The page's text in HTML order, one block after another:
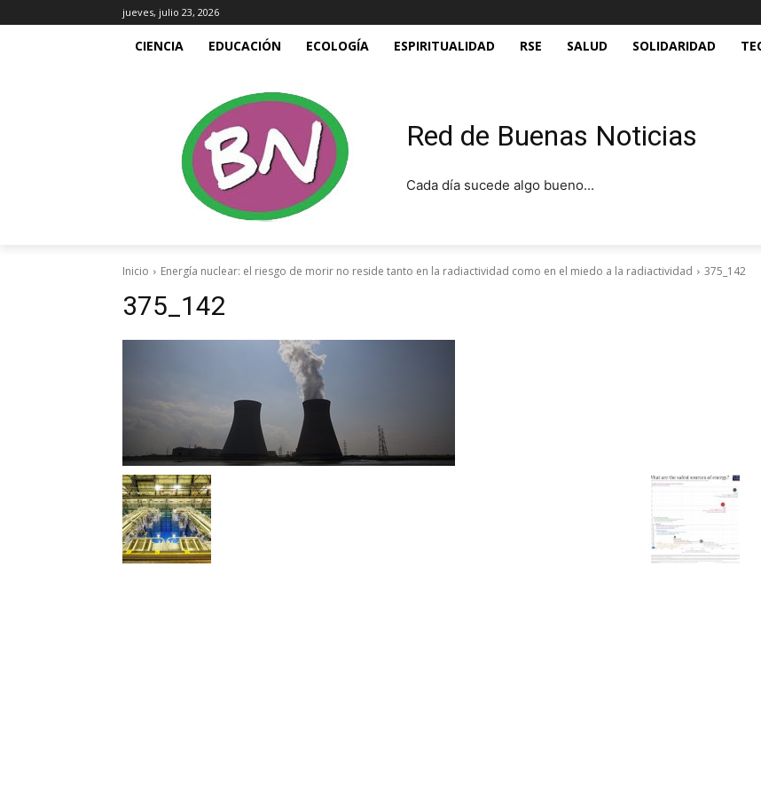
jueves, julio 23, 2026
CIENCIA EDUCACIÓN ECOLOGÍA ESPIRITUALIDAD RSE SALUD SOLIDARIDAD
Red de Buenas Noticias
Cada día sucede algo bueno...
Inicio Energía nuclear: el riesgo de morir no reside tanto en la radiactividad como en el miedo a la radiactividad 375_142
375_142